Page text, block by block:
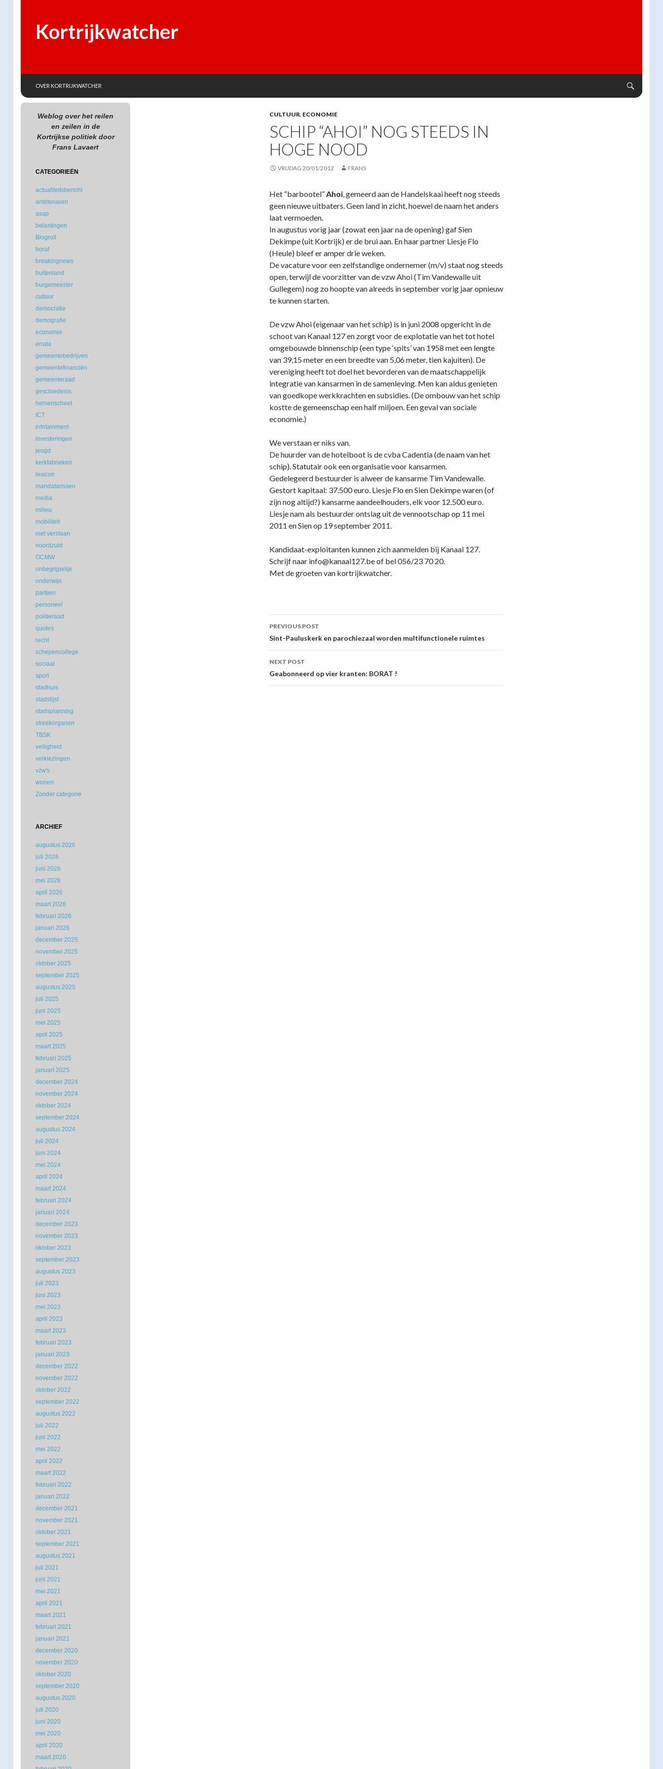
Kortrijkwatcher
OVER KORTRIJKWATCHER
CULTUUR, ECONOMIE
SCHIP “AHOI” NOG STEEDS IN
HOGE NOOD
VRIJDAG 20/01/2012 FRANS
Het “barbootel”Ahoi, gemeerd aan de Handelskaai heeft nog steeds
geen nieuwe uitbaters. Geen land in zicht, hoewel de naam het anders
laat vermoeden.
In augustus vorig jaar (zowat een jaar na de opening) gaf Sien
Dekimpe (uit Kortrijk) er de brui aan. En haar partner Liesje Flo
(Heule) bleef er amper drie weken.
De vacature voor een zelfstandige ondernemer (m/v) staat nog steeds
open, terwijl de voorzitter van de vzw Ahoi (Tim Vandewalle uit
Gullegem) nog zo hoopte van alreeds in september vorig jaar opnieuw
te kunnen starten.
De vzw Ahoi (eigenaar van het schip) is in juni 2008 opgericht in de
schoot van Kanaal 127 en zorgt voor de explotatie van het tot hotel
omgebouwde binnenschip (een type ‘spits’ van 1958 met een lengte
van 39,15 meter en een breedte van 5,06 meter, tien kajuiten). De
vereniging heeft tot doel het bevorderen van de maatschappelijk
integratie van kansarmen in de samenleving. Men kan aldus genieten
van goedkope werkkrachten en subsidies. (De ombouw van het schip
kostte de gemeenschap een half miljoen. Een geval van sociale
economie.)
We verstaan er niks van.
De huurder van de hotelboot is de cvba Cadentia (de naam van het
schip). Statutair ook een organisatie voor kansarmen.
Gedelegeerd bestuurder is alweer de kansarme Tim Vandewalle.
Gestort kapitaal: 37.500 euro. Liesje Flo en Sien Dekimpe waren (of
zijn nog altijd?) kansarme aandeelhouders, elk voor 12.500 euro.
Liesje nam als bestuurder ontslag uit de vennootschap op 11 mei
2011 en Sien op 19 september 2011.
Kandidaat-exploitanten kunnen zich aanmelden bij Kanaal 127.
Schrijf naar info@kanaal127.be of bel 056/23 70 20.
Met de groeten van kortrijkwatcher.
Post
navigation
PREVIOUS POST
Sint-Pauluskerk en parochiezaal worden multifunctionele ruimtes
NEXT POST
Geabonneerd op vier kranten: BORAT !
Weblog over het reilen
en zeilen in de
Kortrijkse politiek door
Frans Lavaert
CATEGORIEËN
actualiteitsbericht
ambtenaren
asap
belastingen
Blogroll
borat
breakingnews
buitenland
burgemeester
cultuur
democratie
demografie
economie
errata
gemeentebedrijven
gemeentefinanciën
gemeenteraad
geschiedenis
hersenscheet
ICT
infotainment
investeringen
jeugd
kerkfabrieken
lexicon
mandatarissen
media
milieu
mobiliteit
niet verstaan
noordzuid
OCMW
onbegrijpelijk
onderwijs
partijen
personeel
politieraad
quotes
recht
schepencollege
sociaal
sport
stadhuis
stadslijst
stadsplanning
streekorganen
TBSK
veiligheid
verkiezingen
vzw's
wonen
Zonder categorie
ARCHIEF
augustus 2026
juli 2026
juni 2026
mei 2026
april 2026
maart 2026
februari 2026
januari 2026
december 2025
november 2025
oktober 2025
september 2025
augustus 2025
juli 2025
juni 2025
mei 2025
april 2025
maart 2025
februari 2025
januari 2025
december 2024
november 2024
oktober 2024
september 2024
augustus 2024
juli 2024
juni 2024
mei 2024
april 2024
maart 2024
februari 2024
januari 2024
december 2023
november 2023
oktober 2023
september 2023
augustus 2023
juli 2023
juni 2023
mei 2023
april 2023
maart 2023
februari 2023
januari 2023
december 2022
november 2022
oktober 2022
september 2022
augustus 2022
juli 2022
juni 2022
mei 2022
april 2022
maart 2022
februari 2022
januari 2022
december 2021
november 2021
oktober 2021
september 2021
augustus 2021
juli 2021
juni 2021
mei 2021
april 2021
maart 2021
februari 2021
januari 2021
december 2020
november 2020
oktober 2020
september 2020
augustus 2020
juli 2020
juni 2020
mei 2020
april 2020
maart 2020